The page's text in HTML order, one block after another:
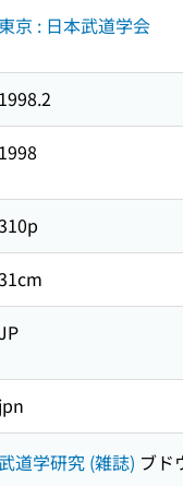
東京 : 日本武道学会
1998.2
1998
jpn
武道学研究 (雑誌) ブド